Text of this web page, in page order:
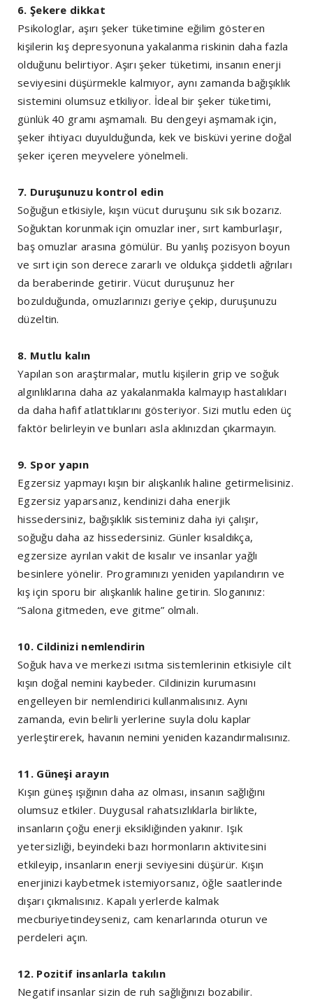
6. Şekere dikkat
Psikologlar, aşırı şeker tüketimine eğilim gösteren
kişilerin kış depresyonuna yakalanma riskinin daha fazla
olduğunu belirtiyor. Aşırı şeker tüketimi, insanın enerji
seviyesini düşürmekle kalmıyor, aynı zamanda bağışıklık
sistemini olumsuz etkiliyor. İdeal bir şeker tüketimi,
günlük 40 gramı aşmamalı. Bu dengeyi aşmamak için,
şeker ihtiyacı duyulduğunda, kek ve bisküvi yerine doğal
şeker içeren meyvelere yönelmeli.
7. Duruşunuzu kontrol edin
Soğuğun etkisiyle, kışın vücut duruşunu sık sık bozarız.
Soğuktan korunmak için omuzlar iner, sırt kamburlaşır,
baş omuzlar arasına gömülür. Bu yanlış pozisyon boyun
ve sırt için son derece zararlı ve oldukça şiddetli ağrıları
da beraberinde getirir. Vücut duruşunuz her
bozulduğunda, omuzlarınızı geriye çekip, duruşunuzu
düzeltin.
8. Mutlu kalın
Yapılan son araştırmalar, mutlu kişilerin grip ve soğuk
algınlıklarına daha az yakalanmakla kalmayıp hastalıkları
da daha hafif atlattıklarını gösteriyor. Sizi mutlu eden üç
faktör belirleyin ve bunları asla aklınızdan çıkarmayın.
9. Spor yapın
Egzersiz yapmayı kışın bir alışkanlık haline getirmelisiniz.
Egzersiz yaparsanız, kendinizi daha enerjik
hissedersiniz, bağışıklık sisteminiz daha iyi çalışır,
soğuğu daha az hissedersiniz. Günler kısaldıkça,
egzersize ayrılan vakit de kısalır ve insanlar yağlı
besinlere yönelir. Programınızı yeniden yapılandırın ve
kış için sporu bir alışkanlık haline getirin. Sloganınız:
“Salona gitmeden, eve gitme” olmalı.
10. Cildinizi nemlendirin
Soğuk hava ve merkezi ısıtma sistemlerinin etkisiyle cilt
kışın doğal nemini kaybeder. Cildinizin kurumasını
engelleyen bir nemlendirici kullanmalısınız. Aynı
zamanda, evin belirli yerlerine suyla dolu kaplar
yerleştirerek, havanın nemini yeniden kazandırmalısınız.
11. Güneşi arayın
Kışın güneş ışığının daha az olması, insanın sağlığını
olumsuz etkiler. Duygusal rahatsızlıklarla birlikte,
insanların çoğu enerji eksikliğinden yakınır. Işık
yetersizliği, beyindeki bazı hormonların aktivitesini
etkileyip, insanların enerji seviyesini düşürür. Kışın
enerjinizi kaybetmek istemiyorsanız, öğle saatlerinde
dışarı çıkmalısınız. Kapalı yerlerde kalmak
mecburiyetindeyseniz, cam kenarlarında oturun ve
perdeleri açın.
12. Pozitif insanlarla takılın
Negatif insanlar sizin de ruh sağlığınızı bozabilir.